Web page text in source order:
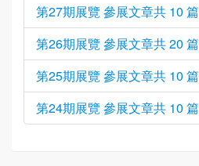
第27期展覽 參展文章共 10 篇
第26期展覽 參展文章共 20 篇
第25期展覽 參展文章共 10 篇
第24期展覽 參展文章共 10 篇